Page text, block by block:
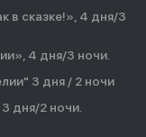
в сказке!», 4 дня/3
4 дня/3 ночи.
3 дня / 2 ночи
дня/2 ночи.